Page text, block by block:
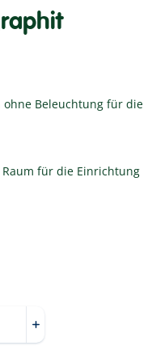
Beleuchtung für die
für die Einrichtung